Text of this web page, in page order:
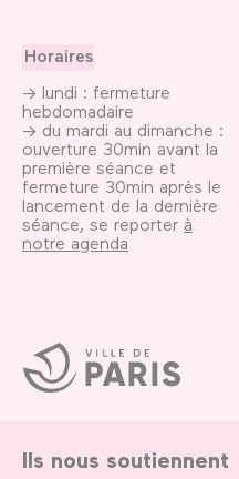
Ville
de
Paris
Horaires
→ lundi : fermeture
hebdomadaire
→ du mardi au dimanche :
ouverture 30min avant la
première séance et
fermeture 30min après le
lancement de la dernière
séance, se reporter à
notre agenda
Ils nous soutiennent